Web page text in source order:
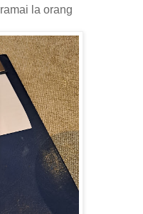
la orang